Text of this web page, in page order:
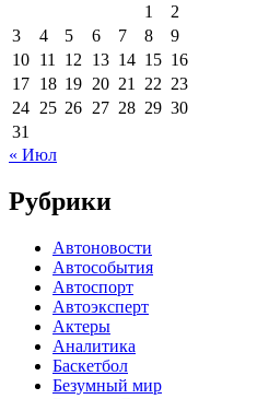
1
2
3
4 5 6 7 8
9
10 11 12 13 14 15 16
17 18 19 20 21 22 23
24 25 26 27 28 29 30
31
« Июл
Рубрики
Автоновости
Автособытия
Автоспорт
Автоэксперт
Актеры
Аналитика
Баскетбол
Безумный мир